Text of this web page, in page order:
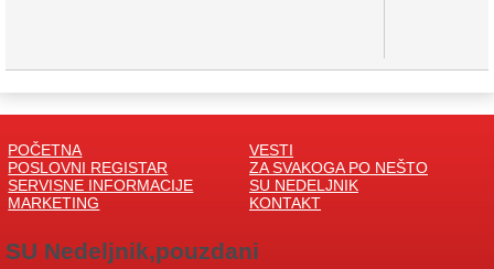
POČETNA
VESTI
POSLOVNI REGISTAR
ZA SVAKOGA PO NEŠTO
SERVISNE INFORMACIJE
SU NEDELJNIK
MARKETING
KONTAKT
SU Nedeljnik,pouzdani